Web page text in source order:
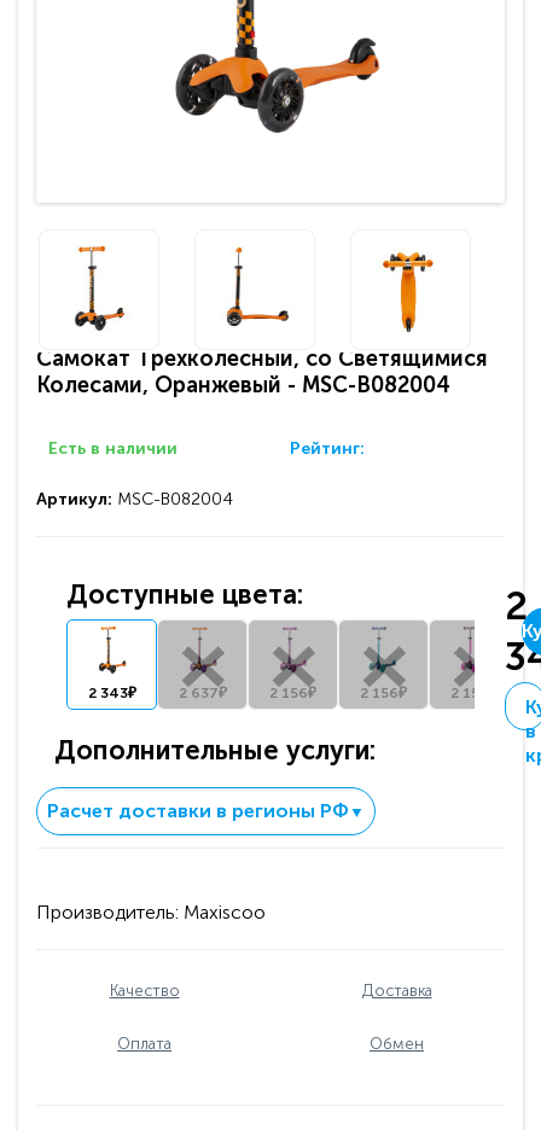
Самокат Трехколесный, со Светящимися
Колесами, Оранжевый - MSC-B082004
Есть в наличии Рейтинг:
Артикул: MSC-B082004
Доступные цвета:
2 343₽ 2 637₽ 2 156₽ 2 156₽ 2 156₽
Дополнительные услуги:
2
в
Расчет доставки в регионы РФ ▼
Производитель: Maxiscoo
Качество Доставка
Оплата Обмен